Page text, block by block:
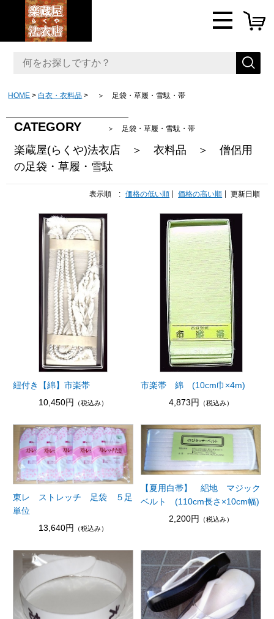
HOME 白衣・衣料品 ＞ 足袋・草履・雪駄・帯
CATEGORY ＞ 足袋・草履・雪駄・帯
楽蔵屋(らくや)法衣店 ＞ 衣料品 ＞ 僧侶用
の足袋・草履・雪駄
表示順 : 価格の低い順 価格の高い順 更新日順
紐付き【綿】市楽帯
10,450円
（税込み）
市楽帯 綿 (10cm巾×4m)
4,873円
（税込み）
東レ ストレッチ 足袋 ５足
単位
13,640円
（税込み）
【夏用白帯】 絽地 マジック
ベルト (110cm長さ×10cm幅)
2,200円
（税込み）